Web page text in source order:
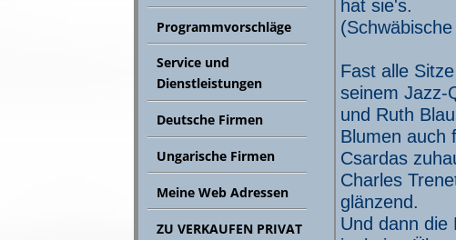
Programmvorschläge
Service und
Dienstleistungen
Deutsche Firmen
Ungarische Firmen
Meine Web Adressen
ZU VERKAUFEN PRIVAT
hat sie's.
Fast alle
seinem Jazz-
und Ruth
Blumen auch
Csardas
Charles
glänzend.
Und dann die